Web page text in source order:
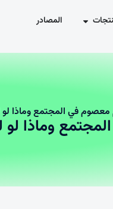
المصادر
في المجتمع وماذا
وماذا لو